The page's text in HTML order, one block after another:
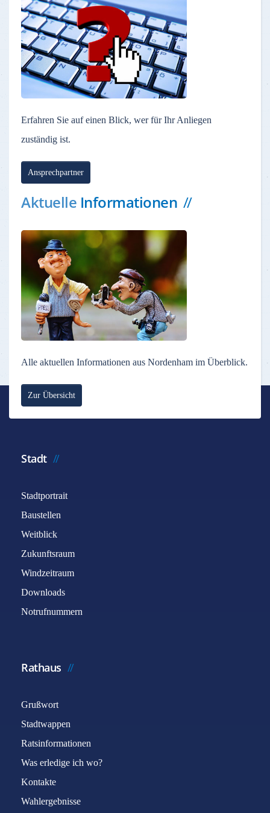
Erfahren Sie auf einen Blick, wer für Ihr Anliegen
zuständig ist.
Ansprechpartner
Aktuelle Informationen
Alle aktuellen Informationen aus Nordenham im Überblick.
Zur Übersicht
Stadt
Stadtportrait
Baustellen
Weitblick
Zukunftsraum
Windzeitraum
Downloads
Notrufnummern
Rathaus
Grußwort
Stadtwappen
Ratsinformationen
Was erledige ich wo?
Kontakte
Wahlergebnisse